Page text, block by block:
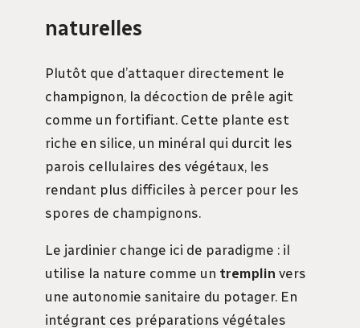
naturelles
Plutôt que d’attaquer directement le
champignon, la décoction de prêle agit
comme un fortifiant. Cette plante est
riche en silice, un minéral qui durcit les
parois cellulaires des végétaux, les
rendant plus difficiles à percer pour les
spores de champignons.
Le jardinier change ici de paradigme : il
utilise la nature comme un tremplin vers
une autonomie sanitaire du potager. En
intégrant ces préparations végétales